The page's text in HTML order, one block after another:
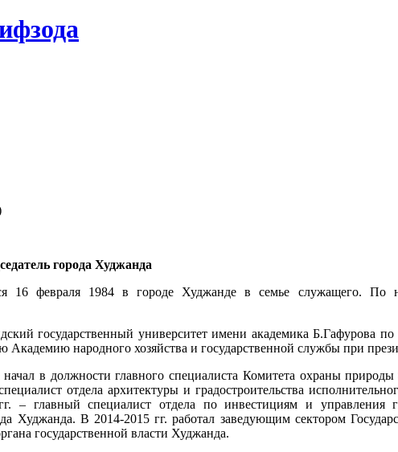
города Худжанда
16 февраля 1984 в городе Худжанде в семье служащего. По
государственный университет имени академика Б.Гафурова
Академию народного хозяйства и государственной службы при
в должности главного специалиста Комитета охраны
отдела архитектуры и градостроительства
– главный специалист отдела по инвестициям и управления
Худжанда. В 2014-2015 гг. работал заведующим сектором
государственной власти Худжанда.